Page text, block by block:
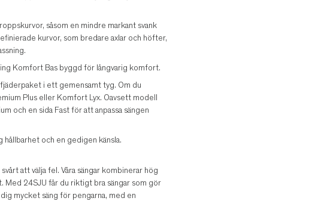
såsom en mindre markant svank
kurvor, som bredare axlar och höfter,
Komfort Bas byggd för långvarig komfort.
i ett gemensamt tyg. Om du
Plus eller Komfort Lyx. Oavsett modell
och en sida Fast för att anpassa sängen
hållbarhet och en gedigen känsla.
att välja fel. Våra sängar kombinerar hög
24SJU får du riktigt bra sängar som gör
mycket säng för pengarna, med en